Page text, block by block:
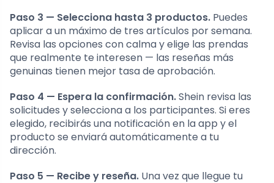
Paso 3 — Selecciona hasta 3 productos. Puedes
aplicar a un máximo de tres artículos por semana.
Revisa las opciones con calma y elige las prendas
que realmente te interesen — las reseñas más
genuinas tienen mejor tasa de aprobación.
Paso 4 — Espera la confirmación.Shein revisa las
solicitudes y selecciona a los participantes. Si eres
elegido, recibirás una notificación en la app y el
producto se enviará automáticamente a tu
dirección.
Paso 5 — Recibe y reseña. Una vez que llegue tu